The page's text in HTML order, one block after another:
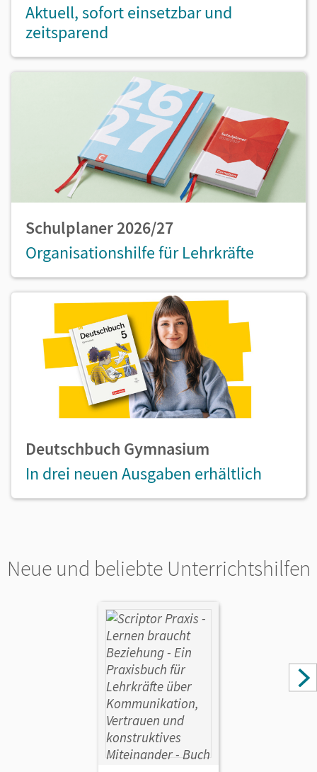
Aktuell, sofort einsetzbar und
zeitsparend
Schulplaner 2026/27
Organisationshilfe für Lehrkräfte
Deutschbuch Gymnasium
In drei neuen Ausgaben erhältlich
Neue und beliebte Unterrichtshilfen